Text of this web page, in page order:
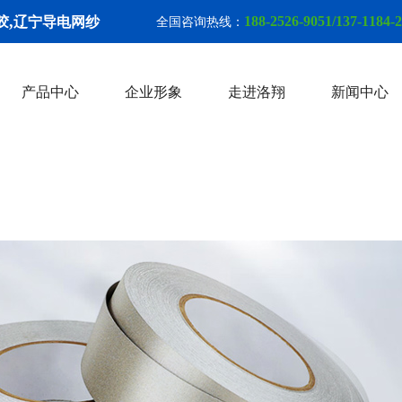
,辽宁导电网纱 全国咨询热线： 188-2526-9051/137-1184-
产品中心 企业形象 走进洛翔 新闻中心